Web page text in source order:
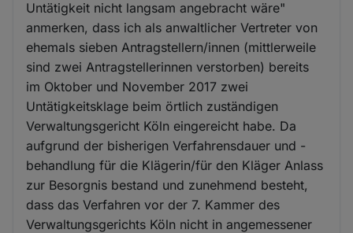
Untätigkeit nicht langsam angebracht wäre"
anmerken, dass ich als anwaltlicher Vertreter von
ehemals sieben Antragstellern/innen (mittlerweile
sind zwei Antragstellerinnen verstorben) bereits
im Oktober und November 2017 zwei
Untätigkeitsklage beim örtlich zuständigen
Verwaltungsgericht Köln eingereicht habe. Da
aufgrund der bisherigen Verfahrensdauer und -
behandlung für die Klägerin/für den Kläger Anlass
zur Besorgnis bestand und zunehmend besteht,
dass das Verfahren vor der 7. Kammer des
Verwaltungsgerichts Köln nicht in angemessener